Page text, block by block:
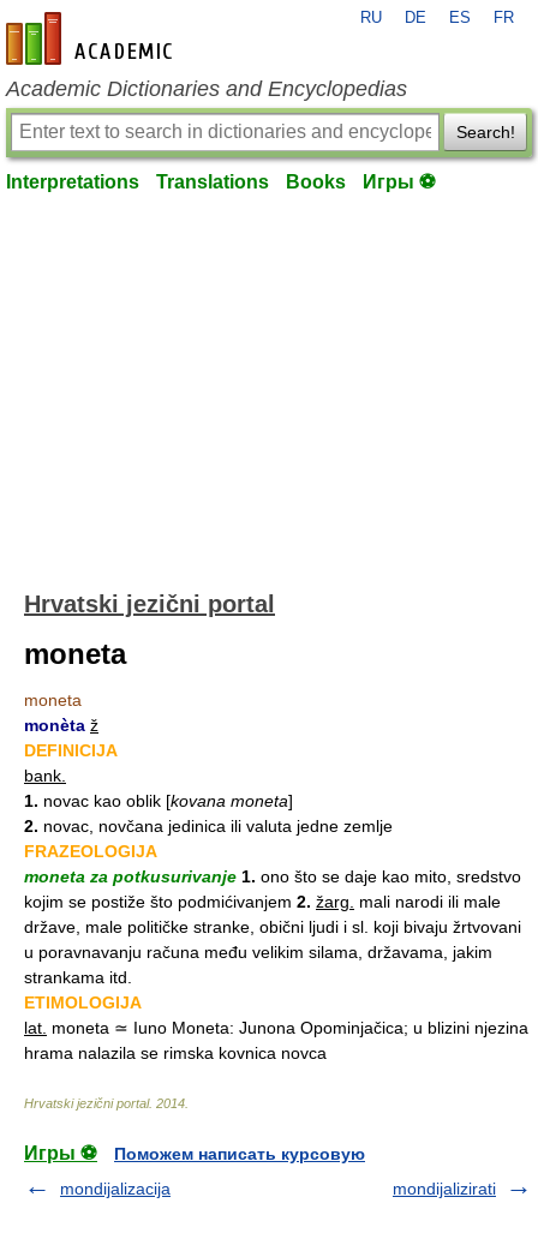
en-academic.com
RU DE ES FR
Academic Dictionaries and Encyclopedias
Search!
Interpretations Translations Books Игры ⚽
Hrvatski jezični portal
moneta
moneta
monèta ž
DEFINICIJA
bank.
1. novac kao oblik [kovana moneta]
2. novac, novčana jedinica ili valuta jedne zemlje
FRAZEOLOGIJA
moneta za potkusurivanje 1. ono što se daje kao mito, sredstvo
kojim se postiže što podmićivanjem 2. žarg.
mali narodi ili male
države, male političke stranke, obični ljudi i sl. koji bivaju žrtvovani
u poravnavanju računa među velikim silama, državama, jakim
strankama itd.
ETIMOLOGIJA
lat. moneta ≃ Iuno Moneta: Junona Opominjačica; u blizini njezina
hrama nalazila se rimska kovnica novca
Hrvatski jezični portal. 2014
Игры ⚽
Поможем написать курсовую
mondijalizacija
mondijalizirati